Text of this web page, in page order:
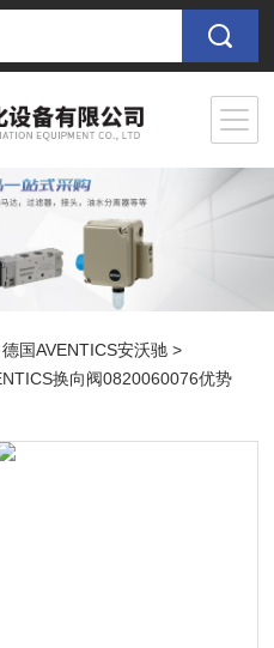
德国AVENTICS安沃驰 >
换向阀0820060076优势